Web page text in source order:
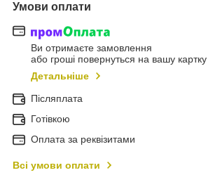
Умови оплати
Ви отримаєте замовлення
або гроші повернуться на вашу картку
Детальніше
Післяплата
Готівкою
Оплата за реквізитами
Всі умови оплати